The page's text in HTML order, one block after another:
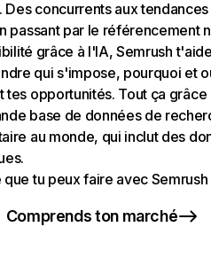
Des concurrents aux
passant par le référencement
grâce à l'IA, Semrush
qui s'impose, pourquoi et
tes opportunités. Tout ça grâce
base de données de
au monde, qui inclut des
que tu peux faire avec Semrush
Comprends ton marché